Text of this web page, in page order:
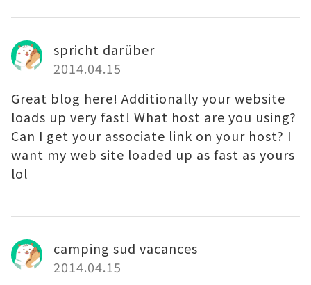
spricht darüber
2014.04.15
Great blog here! Additionally your website
loads up very fast! What host are you using?
Can I get your associate link on your host? I
want my web site loaded up as fast as yours
lol
camping sud vacances
2014.04.15